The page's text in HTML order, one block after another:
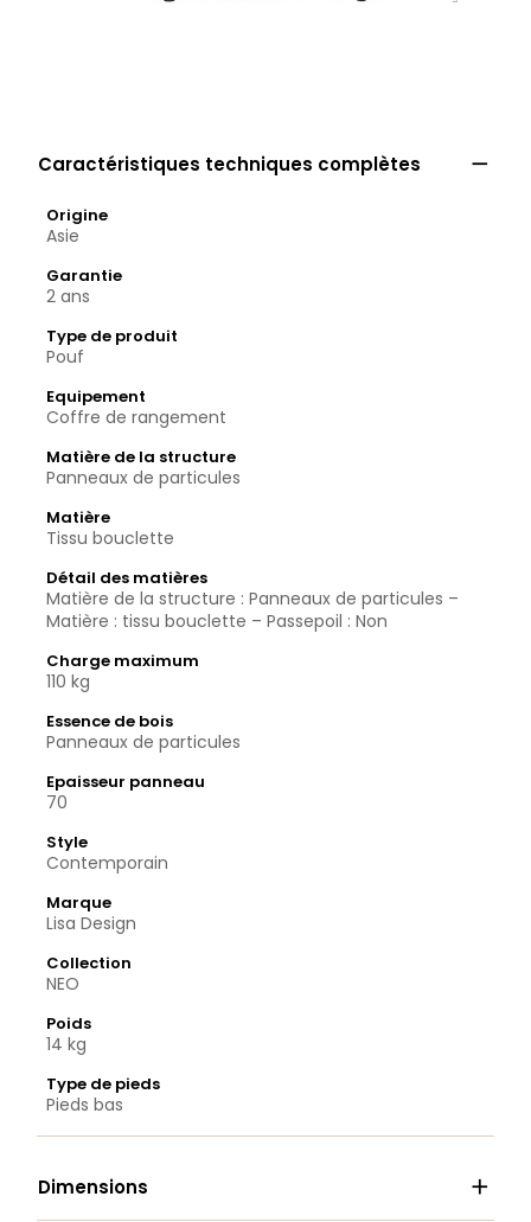
Caractéristiques techniques complètes 
Origine
Asie
Garantie
2 ans
Type de produit
Pouf
Equipement
Coffre de rangement
Matière de la structure
Panneaux de particules
Matière
Tissu bouclette
Détail des matières
Matière de la structure : Panneaux de particules –
Matière : tissu bouclette – Passepoil : Non
Charge maximum
110 kg
Essence de bois
Panneaux de particules
Epaisseur panneau
70
Style
Contemporain
Marque
Lisa Design
Collection
NEO
Poids
14 kg
Type de pieds
Pieds bas
Dimensions 